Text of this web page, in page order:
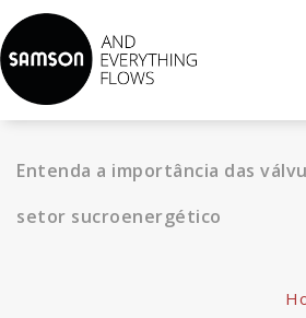
Reconhecida internacionalmente
qualidade de serviço, espirito
inovadora. Atuando com Válvulas
Auto-operadas, Sistemas de Controle
Entenda a importância das
setor sucroenergético